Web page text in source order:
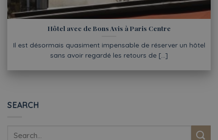
Hôtel avec de Bons Avis à Paris Centre
Il est désormais quasiment impensable de réserver un hôtel
sans avoir regardé les retours de [...]
SEARCH